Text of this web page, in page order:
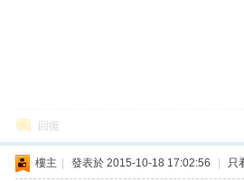
回復
樓主 發表於 2015-10-18 17:02:56 只